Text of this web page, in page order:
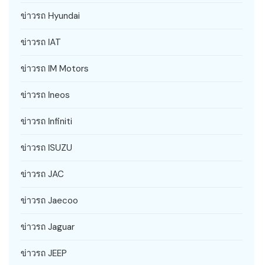
ข่าวรถ Hyundai
ข่าวรถ IAT
ข่าวรถ IM Motors
ข่าวรถ Ineos
ข่าวรถ Infiniti
ข่าวรถ ISUZU
ข่าวรถ JAC
ข่าวรถ Jaecoo
ข่าวรถ Jaguar
ข่าวรถ JEEP